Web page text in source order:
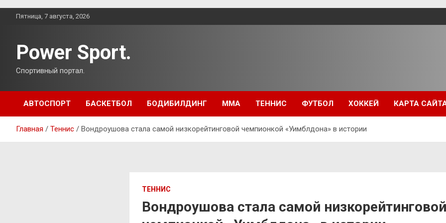
ПерейтиПятница, 7 августа, 2026
Power Sport.
Спортивный портал.
АВТОСПОРТ БАСКЕТБОЛ БОДИБИЛДИНГ ММА ТЕННИС ФУТБОЛ ХОККЕЙ КАРТА
Главная Теннис Вондроушова стала самой низкорейтинговой чемпионкой «Уимблдона» в истории
ТЕННИС
Вондроушова стала самой